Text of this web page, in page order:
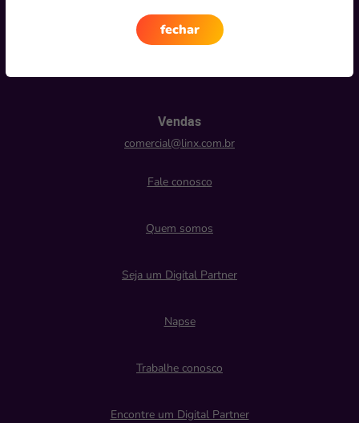
fechar
Enviar
Vendas
comercial@linx.com.br
Fale conosco
Quem somos
Seja um Digital Partner
Napse
Trabalhe conosco
Encontre um Digital Partner